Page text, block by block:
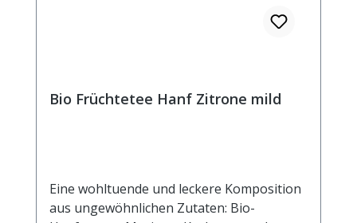
Bio Früchtetee Hanf Zitrone mild
Eine wohltuende und leckere Komposition
aus ungewöhnlichen Zutaten: Bio-